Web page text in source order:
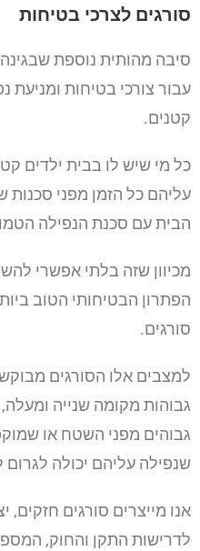
סורגים לצרכי בטיחות
סיבה מהותית נוספת
עבור צורכי בטיחות ומניעת
קטנים.
כל מי שיש לו בבית ילדים
עליהם כל הזמן מפני סכנות
הבית עם סכנת הנפילה
מכיוון שזה בלתי אפשרי
הפתרון הבטיחותי הטוב
סורגים.
למצבים אלו הסורגים
גבוהות מקומה שנייה
גבוהים מפני השטח או
שנפילה עליהם יכולה לגרום
אנו מייצרים סורגים חזקים,
לדרישות התקן והחוק,